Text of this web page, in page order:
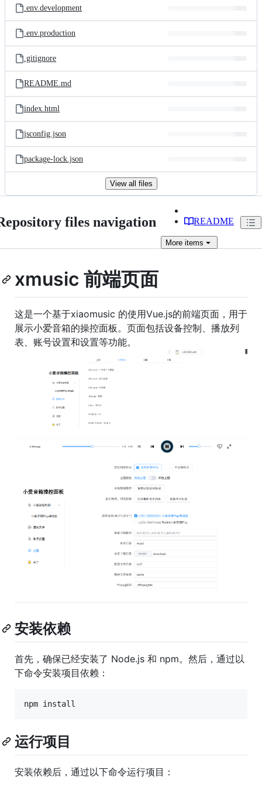
.env.development
.env.production
.gitignore
README.md
index.html
jsconfig.json
package-lock.json
View all files
files navigation README
More items
xmusic 前端页面
这是一个基于xiaomusic 的使用Vue.js的前端页面，用于
展示小爱音箱的操控面板。页面包括设备控制、播放列
表、账号设置和设置等功能。
安装依赖
首先，确保已经安装了 Node.js 和 npm。然后，通过以
下命令安装项目依赖：
npm install
运行项目
安装依赖后，通过以下命令运行项目：